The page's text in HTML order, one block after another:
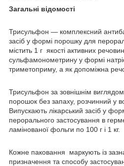
Загальні відомості
Трисульфон — комплексний
засіб у формі порошку для
містить 1 г якості активних
сульфамонометрину у формі
триметоприму, а як допоміжна
Трисульфон за зовнішнім
порошок без запаху, розчинний у
Випускають лікарський засіб у
перорального застосування в
ламінованої фольги по 100 г і 1 кг.
Кожне паковання маркують із
призначення та способу